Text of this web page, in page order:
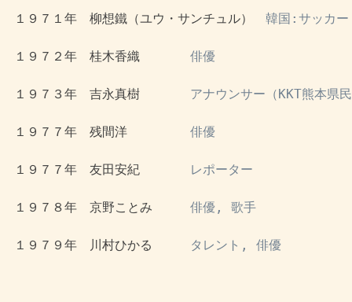
１９７１年　柳想鐵（ユウ・サンチュル） 韓国:サッカ
１９７２年　桂木香織 俳優
１９７３年　吉永真樹 アナウンサー（KKT熊本県
１９７７年　残間洋 俳優
１９７７年　友田安紀 レポーター
１９７８年　京野ことみ 俳優, 歌手
１９７９年　川村ひかる タレント, 俳優